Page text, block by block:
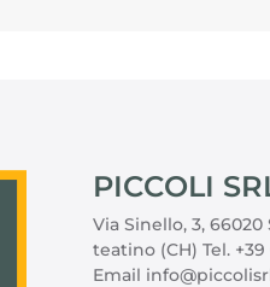
PICCOLI
Via Sinello, 3, 66020
teatino (CH) Tel.
Email